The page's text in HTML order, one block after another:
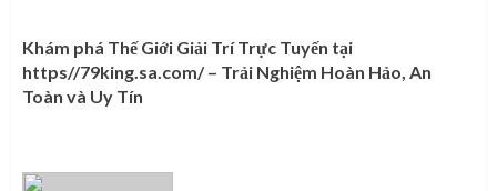
Khám phá Thế Giới Giải Trí Trực Tuyến tại
https//79king.sa.com/ – Trải Nghiệm Hoàn Hảo, An
Toàn và Uy Tín